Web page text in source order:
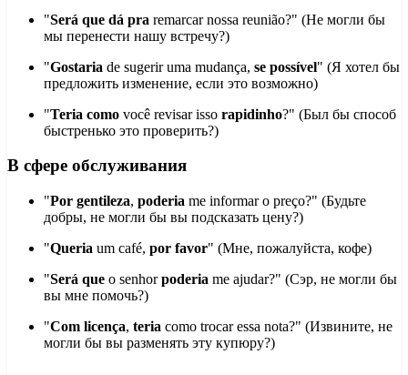
"Será que dá pra remarcar nossa reunião?" (Не могли бы
мы перенести нашу встречу?)
"Gostaria de sugerir uma mudança, se possível" (Я хотел бы
предложить изменение, если это возможно)
"Teria como você revisar isso rapidinho?" (Был бы способ
быстренько это проверить?)
В сфере обслуживания
"Por gentileza, poderia me informar o preço?" (Будьте
добры, не могли бы вы подсказать цену?)
"Queria um café, por favor" (Мне, пожалуйста, кофе)
"Será que o senhorpoderia me ajudar?" (Сэр, не могли бы
вы мне помочь?)
"Com licença, teria como trocar essa nota?" (Извините, не
могли бы вы разменять эту купюру?)